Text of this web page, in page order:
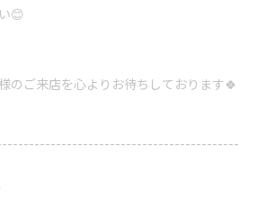
😊
のご来店を心よりお待ちしております🍀